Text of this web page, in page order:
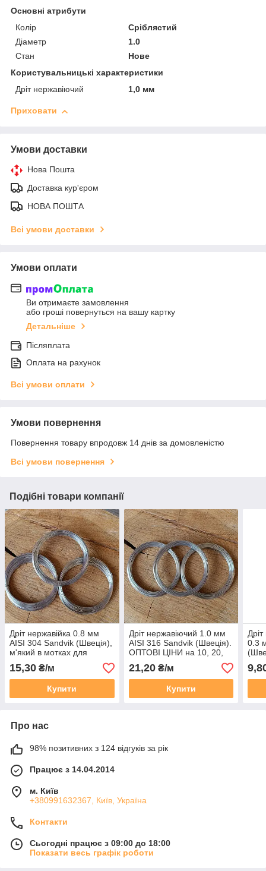
Основні атрибути
Колір
Сріблястий
Діаметр
1.0
Стан
Нове
Користувальницькі характеристики
Дріт нержавіючий
1,0 мм
Приховати
Умови доставки
Нова Пошта
Доставка кур'єром
НОВА ПОШТА
Всі умови доставки
Умови оплати
Ви отримаєте замовлення
або гроші повернуться на вашу картку
Детальніше
Післяплата
Оплата на рахунок
Всі умови оплати
Умови повернення
Повернення товару впродовж 14 днів за домовленістю
Всі умови повернення
Подібні товари компанії
Дріт нержавійка 0.8 мм
AISI 304 Sandvik (Швеція),
м'який в мотках для
зв'язування
15,30 ₴/м
Купити
Дріт нержавіючий 1.0 мм
AISI 316 Sandvik (Швеція).
ОПТОВІ ЦІНИ на 10, 20,
50, 100, 200 метрів
21,20₴/м
Купити
0.3
Про нас
98% позитивних з 124 відгуків за рік
Працює з 14.04.2014
м. Київ
+380991632367, Київ, Україна
Контакти
Сьогодні працює з 09:00 до 18:00
Показати весь графік роботи